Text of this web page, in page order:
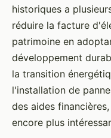
historiques a
réduire la facture
patrimoine en
développement
la transition
l'installation de
des aides
encore plus